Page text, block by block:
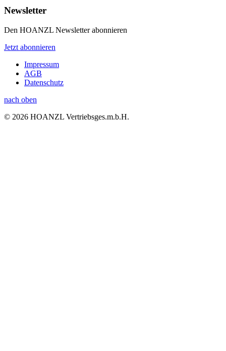
Newsletter
Den HOANZL Newsletter abonnieren
Jetzt abonnieren
Impressum
AGB
Datenschutz
nach oben
© 2026 HOANZL Vertriebsges.m.b.H.